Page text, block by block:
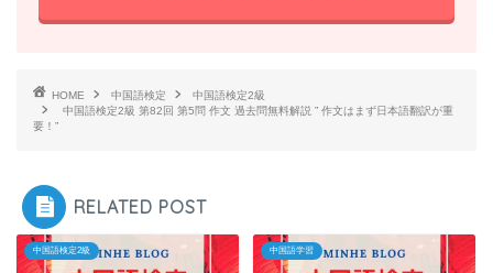
HOME 中国語検定
中国語検定2級
中国語検定2級 第82回 第5問 作文 過去問無料解説 ” 作文はまず日本語翻訳が重
要！”
RELATED POST
中国語検定2級 中国語学習